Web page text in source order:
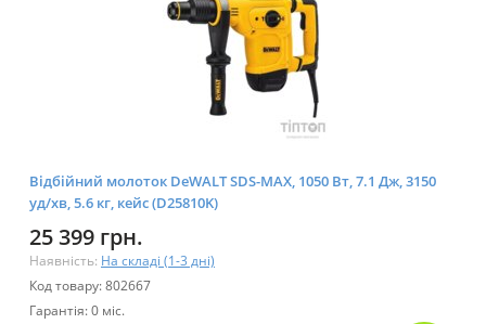
Відбійний молоток DeWALT SDS-MAX, 1050 Bт, 7.1 Дж, 3150
уд/хв, 5.6 кг, кейс (D25810K)
25 399 грн.
Наявність: На складі (1-3 дні)
Код товару: 802667
Гарантія: 0 міс.